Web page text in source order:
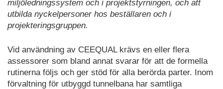
miljöledningssystem och i projektstyrningen, och att
utbilda nyckelpersoner hos beställaren och i
projekteringsgruppen.
Vid användning av CEEQUAL krävs en eller flera
assessorer som bland annat svarar för att de formella
rutinerna följs och ger stöd för alla berörda parter. Inom
förvaltning för utbyggd tunnelbana har samtliga